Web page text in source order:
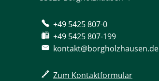
+49 5425 807-0
+49 5425 807-199
kontakt@borgholzhausen.de
Zum Kontaktformular